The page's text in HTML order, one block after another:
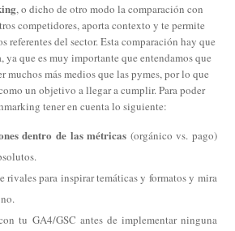
, o dicho de otro modo la comparación con
competidores, aporta contexto y te permite
referentes del sector. Esta comparación hay que
ya que es muy importante que entendamos que
muchos más medios que las pymes, por lo que
un objetivo a llegar a cumplir. Para poder
tener en cuenta lo siguiente:
dentro de las métricas (orgánico vs. pago)
rivales para inspirar temáticas y formatos y mira
tu GA4/GSC antes de implementar ninguna